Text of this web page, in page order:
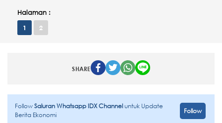
Halaman :
1 2
SHARE
FollowSaluran Whatsapp IDX Channeluntuk Update
Berita Ekonomi
Follow